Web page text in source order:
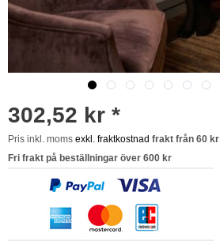
302,52 kr *
Pris inkl. moms exkl. fraktkostnad frakt från 60 kr
Fri frakt på beställningar över 600 kr